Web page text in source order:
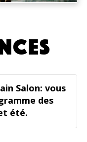
Salon: vous
des
été.